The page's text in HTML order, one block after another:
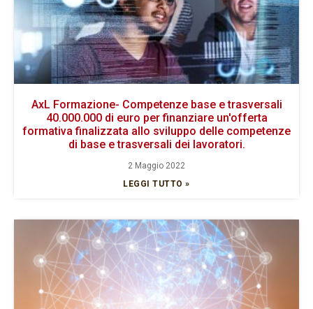
AxL Formazione- Competenze base e trasversali
40.000.000 di euro per finanziare un'offerta
formativa finalizzata allo sviluppo delle competenze
di base e trasversali dei lavoratori.
2 Maggio 2022
LEGGI TUTTO »